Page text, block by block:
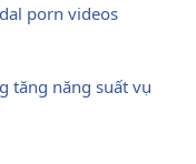
porn videos
tăng năng suất vụ